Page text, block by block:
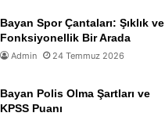
Bayan Spor Çantaları: Şıklık ve
Fonksiyonellik Bir Arada
Admin 24 Temmuz 2026
Bayan Polis Olma Şartları ve
KPSS Puanı